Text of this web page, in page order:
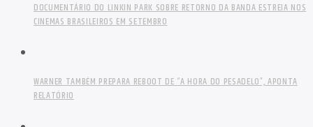
DOCUMENTÁRIO DO LINKIN PARK SOBRE RETORNO DA BANDA ESTREIA NOS
CINEMAS BRASILEIROS EM SETEMBRO
WARNER TAMBÉM PREPARA REBOOT DE “A HORA DO PESADELO”, APONTA
RELATÓRIO